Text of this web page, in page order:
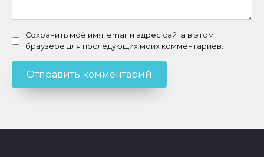
Сохранить моё имя, email и адрес сайта в этом
браузере для последующих моих комментариев.